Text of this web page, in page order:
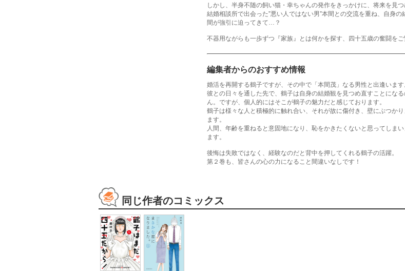
しかし、半身不随の飼い猫・幸ちゃんの発作をきっかけに、将来を見
結婚相談所で出会った”悪い人ではない男”本間との交流を重ね、自身
間が強引に迫ってきて…？
不器用ながらも一歩ずつ『家族』とは何かを探す、四十五歳の奮闘をご
編集者からのおすすめ情報
婚活を再開する鶴子ですが、その中で「本間茂」なる男性と出逢います
彼との日々を通した先で、鶴子は自身の結婚観を見つめ直すことにな
ん。ですが、個人的にはそこが鶴子の魅力だと感じております。
鶴子は様々な人と積極的に触れ合い、それが故に傷付き、壁にぶつか
ます。
人間、年齢を重ねると意固地になり、恥をかきたくないと思ってしま
ます。
後悔は失敗ではなく、経験なのだと背中を押してくれる鶴子の活躍。
第２巻も、皆さんの心の力になること間違いなしです！
同じ作者のコミックス